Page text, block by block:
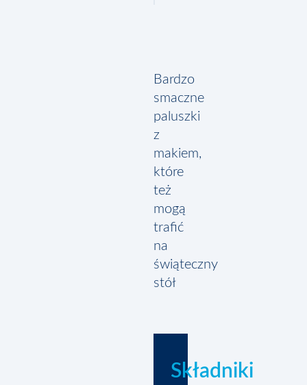
Bardzo
smaczne
paluszki
z
makiem,
które
też
mogą
trafić
na
świąteczny
stół
Składniki